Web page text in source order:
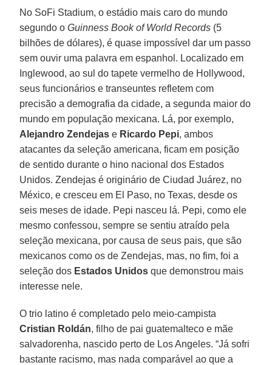
No SoFi Stadium, o estádio mais caro do mundo
segundo oGuinness Book of World Records (5
bilhões de dólares), é quase impossível dar um passo
sem ouvir uma palavra em espanhol. Localizado em
Inglewood, ao sul do tapete vermelho de Hollywood,
seus funcionários e transeuntes refletem com
precisão a demografia da cidade, a segunda maior do
mundo em população mexicana. Lá, por exemplo,
Alejandro Zendejas e Ricardo Pepi, ambos
atacantes da seleção americana, ficam em posição
de sentido durante o hino nacional dos Estados
Unidos. Zendejas é originário de Ciudad Juárez, no
México, e cresceu em El Paso, no Texas, desde os
seis meses de idade. Pepi nasceu lá. Pepi, como ele
mesmo confessou, sempre se sentiu atraído pela
seleção mexicana, por causa de seus pais, que são
mexicanos como os de Zendejas, mas, no fim, foi a
seleção dos Estados Unidos que demonstrou mais
interesse nele.
O trio latino é completado pelo meio-campista
Cristian Roldán, filho de pai guatemalteco e mãe
salvadorenha, nascido perto de Los Angeles. “Já sofri
bastante racismo, mas nada comparável ao que a